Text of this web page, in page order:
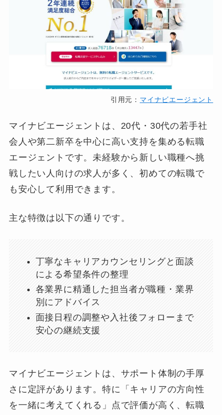
引用元： マイナビエージェント
マイナビエージェントは、20代・30代の若手社
会人や第二新卒を中心に高い支持を集める転職
エージェントです。未経験から新しい職種へ挑
戦したい人向けの求人が多く、初めての転職で
も安心して利用できます。
主な特徴は以下の通りです。
丁寧なキャリアカウンセリングと面談
による希望条件の整理
各業界に精通した担当者が職種・業界
別にアドバイス
面接日程の調整や入社後フォローまで
安心の継続支援
マイナビエージェントは、サポート体制の手厚
さに定評があります。特に「キャリアの方向性
を一緒に考えてくれる」点で評価が高く、転職